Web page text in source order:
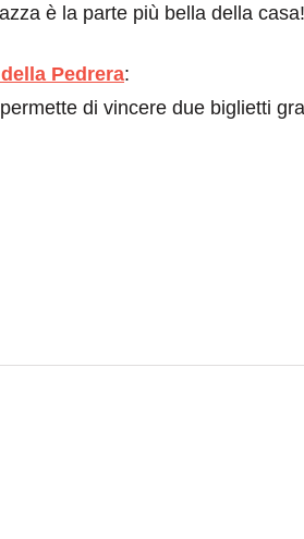
è la parte più bella della casa!
Pedrera:
di vincere due biglietti